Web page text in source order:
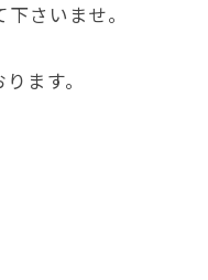
さいませ。
ます。